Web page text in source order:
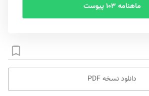
ماهنامه ۱۰۳ پیوست
دانلود نسخه PDF